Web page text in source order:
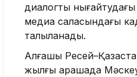
диалогты
медиа саласындағы
талқыланады.
Алғашқы
жылғы қарашада